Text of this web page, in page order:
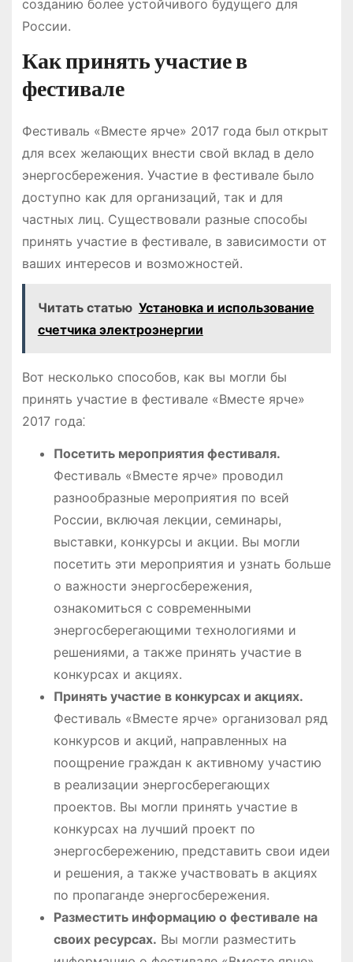
созданию более устойчивого будущего для
России.
Как принять участие в
фестивале
Фестиваль «Вместе ярче» 2017 года был открыт
для всех желающих внести свой вклад в дело
энергосбережения. Участие в фестивале было
доступно как для организаций, так и для
частных лиц. Существовали разные способы
принять участие в фестивале, в зависимости от
ваших интересов и возможностей.
Читать статью Установка и использование
счетчика электроэнергии
Вот несколько способов, как вы могли бы
принять участие в фестивале «Вместе ярче»
2017 года⁚
Посетить мероприятия фестиваля.
Фестиваль «Вместе ярче» проводил
разнообразные мероприятия по всей
России, включая лекции, семинары,
выставки, конкурсы и акции. Вы могли
посетить эти мероприятия и узнать больше
о важности энергосбережения,
ознакомиться с современными
энергосберегающими технологиями и
решениями, а также принять участие в
конкурсах и акциях.
Принять участие в конкурсах и акциях.
Фестиваль «Вместе ярче» организовал ряд
конкурсов и акций, направленных на
поощрение граждан к активному участию
в реализации энергосберегающих
проектов. Вы могли принять участие в
конкурсах на лучший проект по
энергосбережению, представить свои идеи
и решения, а также участвовать в акциях
по пропаганде энергосбережения.
Разместить информацию о фестивале на
своих ресурсах. Вы могли разместить